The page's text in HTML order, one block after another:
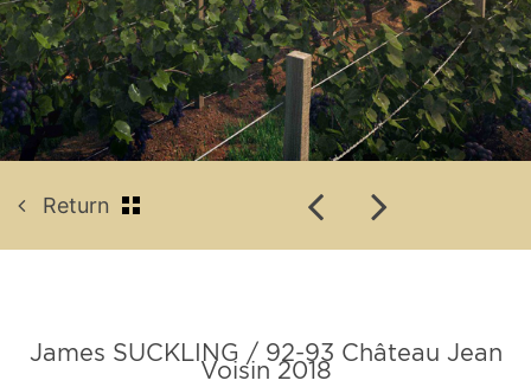
Return
James SUCKLING / 92-93 Château Jean
Voisin 2018